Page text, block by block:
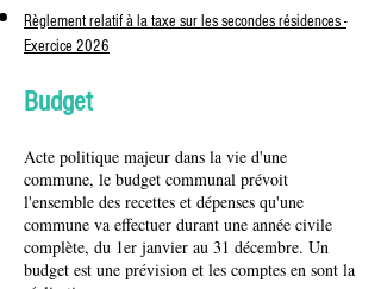
Règlement relatif à la taxe sur les secondes résidences -
Exercice 2026
Budget
Acte politique majeur dans la vie d'une
commune, le budget communal prévoit
l'ensemble des recettes et dépenses qu'une
commune va effectuer durant une année civile
complète, du 1er janvier au 31 décembre. Un
budget est une prévision et les comptes en sont la